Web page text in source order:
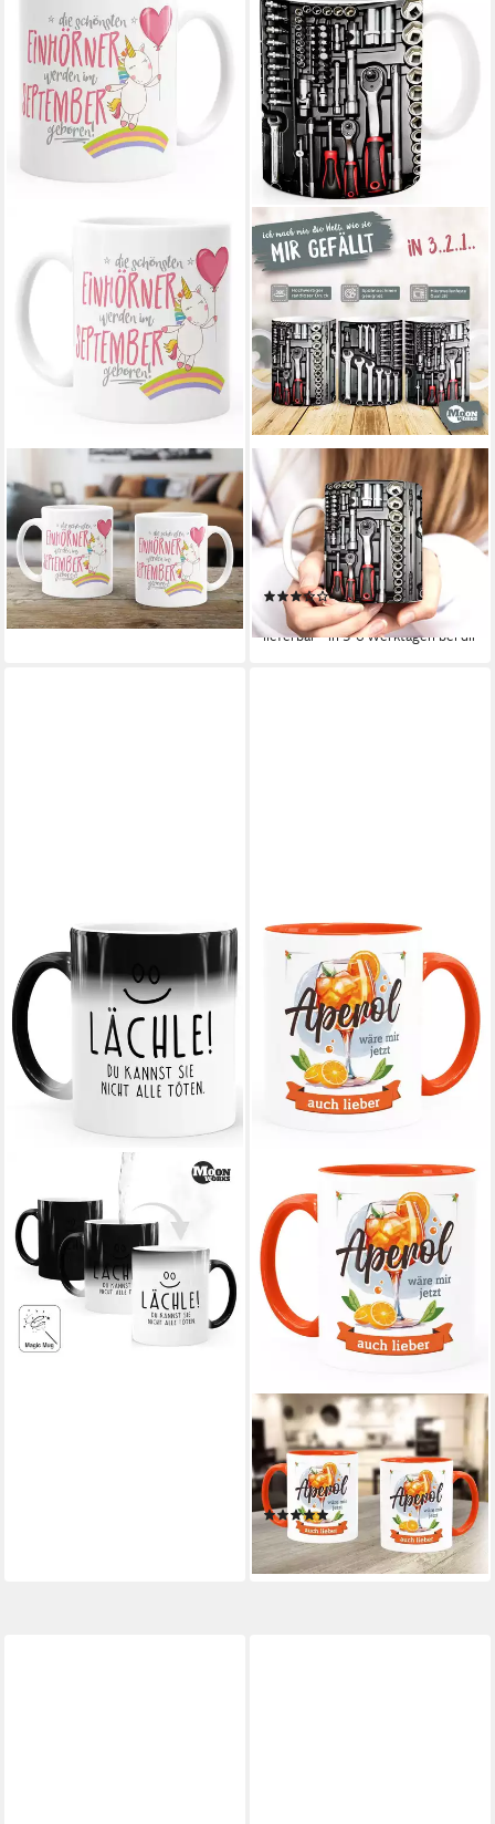
MOONWORKS
Tasse Geschenk-Tasse die
schönsten Einhörner werden
im September geboren,
Keramik
13,90 €
lieferbar - in 5-6 Werktagen bei dir
MOONWORKS
Tasse Kaffee-Tasse Bedruckt
Werrkzeug Fotoprint Toolbox
Geschenk für Männer,
Keramik
(2)
13,90 €
lieferbar - in 5-6 Werktagen bei dir
Tasse Zaubertasse
Farbwechsel Tasse lustiger
Spruch lächle du kannst sie,
Keramik
15,90 €
lieferbar - in 5-6 Werktagen bei dir
MOONWORKS
Tasse Tasse mit Spruch
Aperol wäre mir jetzt auch
lieber Büro Alkohol, Keramik
(3)
14,90 €
lieferbar - in 5-6 Werktagen bei dir